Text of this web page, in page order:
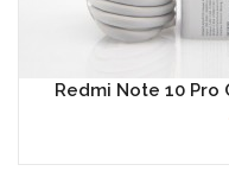
Redmi Note 10 Pro